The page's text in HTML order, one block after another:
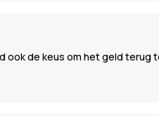
ook de keus om het geld terug